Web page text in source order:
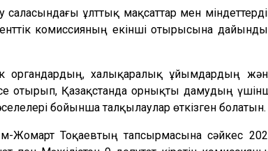
ұлттық мақсаттар мен
комиссияның екіншіотырысына
органдардың, халықаралық ұйымдардың
отырып, Қазақстанда орнықты дамудың
бойынша талқылаулар өткізген болатын.
Жомарт Тоқаевтың тапсырмасына сәйкес